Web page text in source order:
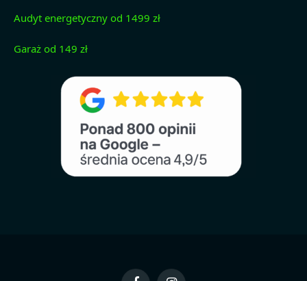
Audyt energetyczny od 1499 zł
Garaż od 149 zł